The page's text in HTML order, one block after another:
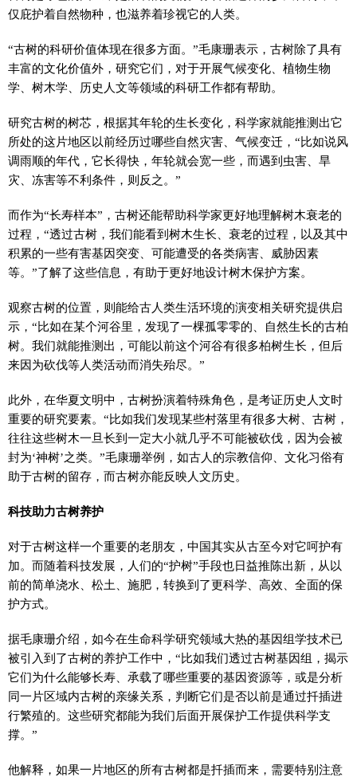
仅庇护着自然物种，也滋养着珍视它的人类。
“古树的科研价值体现在很多方面。”毛康珊表示，古树除了具有
丰富的文化价值外，研究它们，对于开展气候变化、植物生物
学、树木学、历史人文等领域的科研工作都有帮助。
研究古树的树芯，根据其年轮的生长变化，科学家就能推测出它
所处的这片地区以前经历过哪些自然灾害、气候变迁，“比如说风
调雨顺的年代，它长得快，年轮就会宽一些，而遇到虫害、旱
灾、冻害等不利条件，则反之。”
而作为“长寿样本”，古树还能帮助科学家更好地理解树木衰老的
过程，“透过古树，我们能看到树木生长、衰老的过程，以及其中
积累的一些有害基因突变、可能遭受的各类病害、威胁因素
等。”了解了这些信息，有助于更好地设计树木保护方案。
观察古树的位置，则能给古人类生活环境的演变相关研究提供启
示，“比如在某个河谷里，发现了一棵孤零零的、自然生长的古柏
树。我们就能推测出，可能以前这个河谷有很多柏树生长，但后
来因为砍伐等人类活动而消失殆尽。”
此外，在华夏文明中，古树扮演着特殊角色，是考证历史人文时
重要的研究要素。“比如我们发现某些村落里有很多大树、古树，
往往这些树木一旦长到一定大小就几乎不可能被砍伐，因为会被
封为‘神树’之类。”毛康珊举例，如古人的宗教信仰、文化习俗有
助于古树的留存，而古树亦能反映人文历史。
科技助力古树养护
对于古树这样一个重要的老朋友，中国其实从古至今对它呵护有
加。而随着科技发展，人们的“护树”手段也日益推陈出新，从以
前的简单浇水、松土、施肥，转换到了更科学、高效、全面的保
护方式。
据毛康珊介绍，如今在生命科学研究领域大热的基因组学技术已
被引入到了古树的养护工作中，“比如我们透过古树基因组，揭示
它们为什么能够长寿、承载了哪些重要的基因资源等，或是分析
同一片区域内古树的亲缘关系，判断它们是否以前是通过扦插进
行繁殖的。这些研究都能为我们后面开展保护工作提供科学支
撑。”
他解释，如果一片地区的所有古树都是扦插而来，需要特别注意